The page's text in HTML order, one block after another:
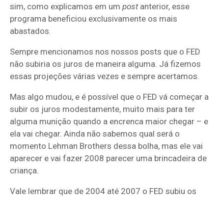
sim, como explicamos em um postanterior, esse
programa beneficiou exclusivamente os mais
abastados.
Sempre mencionamos nos nossos posts que o FED
não subiria os juros de maneira alguma. Já fizemos
essas projeções várias vezes e sempre acertamos.
Mas algo mudou, e é possível que o FED vá começar a
subir os juros modestamente, muito mais para ter
alguma munição quando a encrenca maior chegar – e
ela vai chegar. Ainda não sabemos qual será o
momento Lehman Brothers dessa bolha, mas ele vai
aparecer e vai fazer 2008 parecer uma brincadeira de
criança.
Vale lembrar que de 2004 até 2007 o FED subiu os